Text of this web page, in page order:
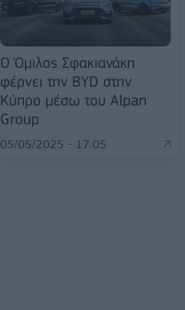
Ο Όμιλος Σφακιανάκη
φέρνει την BYD στην
Κύπρο μέσω του Alpan
Group
05/05/2025 - 17:05